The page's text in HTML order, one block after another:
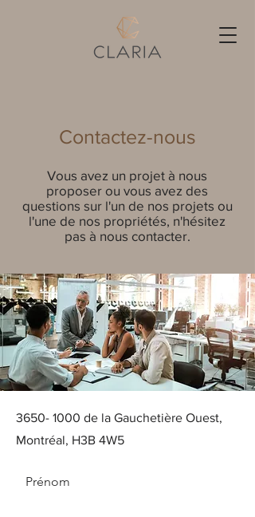
Contactez-nous
Vous avez un projet à nous
proposer ou vous avez des
questions sur l'un de nos projets ou
l'une de nos propriétés, n'hésitez
pas à nous contacter.
3650- 1000 de la Gauchetière Ouest,
Montréal, H3B 4W5
Prénom